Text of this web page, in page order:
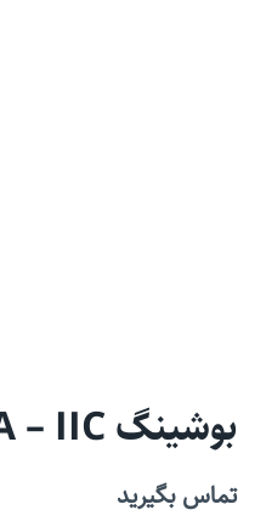
بوشینگ 1KV-630 A – IIC
تماس بگیرید